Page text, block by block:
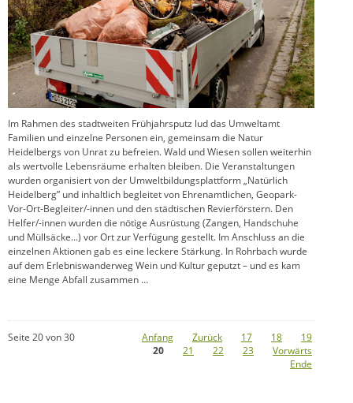
Im Rahmen des stadtweiten Frühjahrsputz lud das Umweltamt
Familien und einzelne Personen ein, gemeinsam die Natur
Heidelbergs von Unrat zu befreien. Wald und Wiesen sollen weiterhin
als wertvolle Lebensräume erhalten bleiben. Die Veranstaltungen
wurden organisiert von der Umweltbildungsplattform „Natürlich
Heidelberg” und inhaltlich begleitet von Ehrenamtlichen, Geopark-
Vor-Ort-Begleiter/-innen und den städtischen Revierförstern. Den
Helfer/-innen wurden die nötige Ausrüstung (Zangen, Handschuhe
und Müllsäcke...) vor Ort zur Verfügung gestellt. Im Anschluss an die
einzelnen Aktionen gab es eine leckere Stärkung. In Rohrbach wurde
auf dem Erlebniswanderweg Wein und Kultur geputzt – und es kam
eine Menge Abfall zusammen …
Seite 20 von 30 Anfang Zurück 17 18
19
20
21 22 23
Vorwärts
Ende